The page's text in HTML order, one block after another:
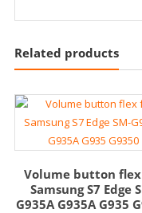
Related products
Volume button
Samsung S7 Edge
G935A G935A G935